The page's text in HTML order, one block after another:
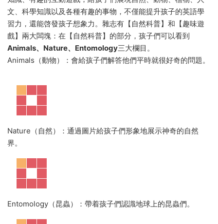
文、科學知識以及各種有趣的事物，不僅能提升孩子的英語學
習力，還能啓發孩子想象力。雜志有【自然科普】和【趣味遊
戲】兩大闆塊：在【自然科普】的部分，孩子們可以看到
Animals、Nature、Entomology三大欄目。
Animals（動物）：會給孩子們解答他們平時就很好奇的問題。
Nature（自然）：通過圖片給孩子們形象地展示神奇的自然
界。
Entomology（昆蟲）：帶着孩子們認識地球上的昆蟲們。